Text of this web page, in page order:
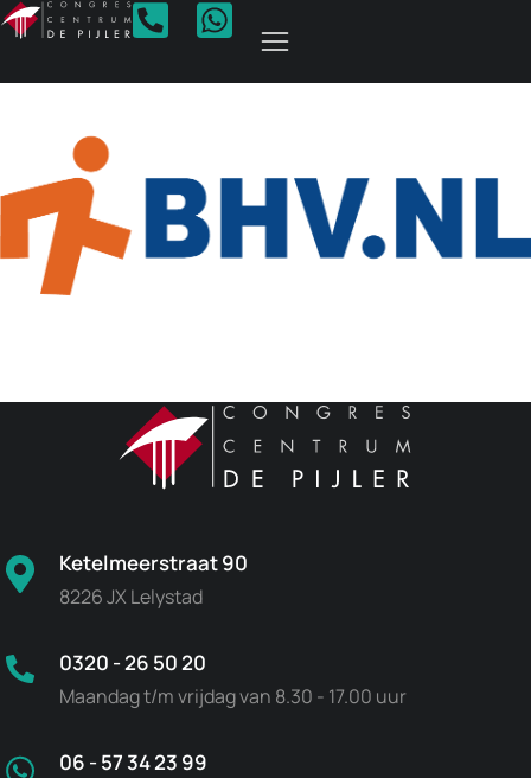
Ketelmeerstraat 90
8226 JX Lelystad
0320 - 26 50 20
Maandag t/m vrijdag van 8.30 - 17.00 uur
06 - 57 34 23 99